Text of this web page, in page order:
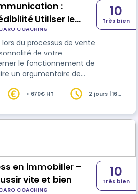
:
Utiliser le
COACHING
du processus de vente
de votre
le fonctionnement de
un argumentaire de
agressivité construire
commerciales.
10
Très bien
> 670€ HT
2 jours | 16
en immobilier –
vite et bien
COACHING
10
Très bien